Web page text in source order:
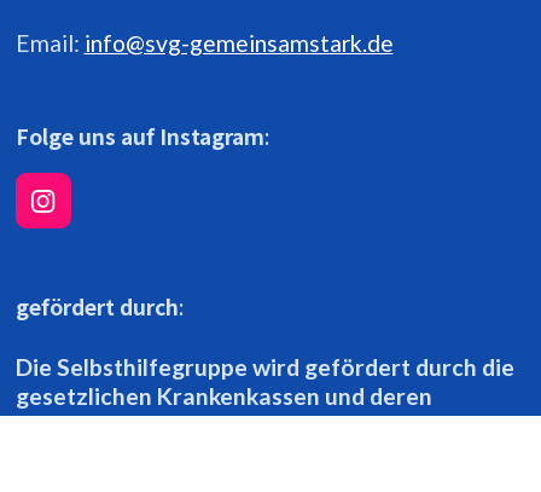
Email: info@svg-gemeinsamstark.de
Folge uns auf Instagram:
I
n
a
r
a
m
gefördert durch:
Die Selbsthilfegruppe wird gefördert durch die
gesetzlichen Krankenkassen und deren
Verbände in Bayern.